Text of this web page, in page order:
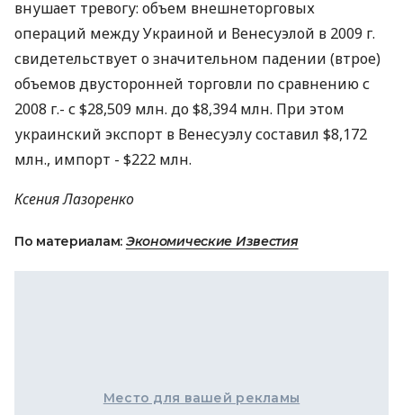
внушает тревогу: объем внешнеторговых
операций между Украиной и Венесуэлой в 2009 г.
свидетельствует о значительном падении (втрое)
объемов двусторонней торговли по сравнению с
2008 г.- с $28,509 млн. до $8,394 млн. При этом
украинский экспорт в Венесуэлу составил $8,172
млн., импорт - $222 млн.
Ксения Лазоренко
По материалам: Экономические Известия
Место для вашей рекламы